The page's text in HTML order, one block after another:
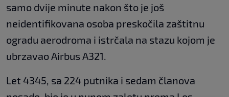
samo dvije minute nakon što je još
neidentifikovana osoba preskočila zaštitnu
ogradu aerodroma i istrčala na stazu kojom je
ubrzavao Airbus A321.
Let 4345, sa 224 putnika i sedam članova